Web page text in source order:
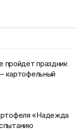
пройдёт праздник
картофельный
«Надежда